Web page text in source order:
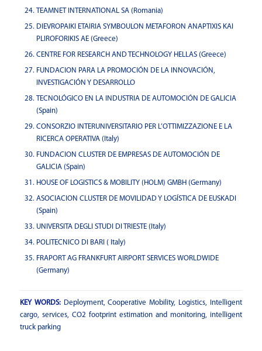
TEAMNET INTERNATIONAL SA (Romania)
DIEVROPAIKI ETAIRIA SYMBOULON METAFORON ANAPTIXIS KAI
PLIROFORIKIS AE (Greece)
CENTRE FOR RESEARCH AND TECHNOLOGY HELLAS (Greece)
FUNDACION PARA LA PROMOCIÓN DE LA INNOVACIÓN,
INVESTIGACIÓN Y DESARROLLO
TECNOLÓGICO EN LA INDUSTRIA DE AUTOMOCIÓN DE GALICIA
(Spain)
CONSORZIO INTERUNIVERSITARIO PER L’OTTIMIZZAZIONE E LA
RICERCA OPERATIVA (Italy)
FUNDACION CLUSTER DE EMPRESAS DE AUTOMOCIÓN DE
GALICIA (Spain)
HOUSE OF LOGISTICS & MOBILITY (HOLM) GMBH (Germany)
ASOCIACION CLUSTER DE MOVILIDAD Y LOGÍSTICA DE EUSKADI
(Spain)
UNIVERSITA DEGLI STUDI DI TRIESTE (Italy)
POLITECNICO DI BARI ( Italy)
FRAPORT AG FRANKFURT AIRPORT SERVICES WORLDWIDE
(Germany)
KEY WORDS: Deployment, Cooperative Mobility, Logistics, Intelligent
cargo, services, CO2 footprint estimation and monitoring, intelligent
truck parking